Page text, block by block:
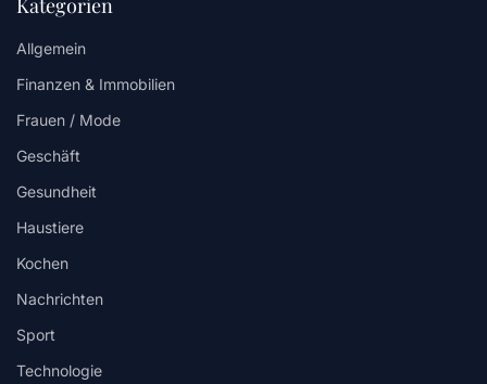
Allgemein
Finanzen & Immobilien
Frauen / Mode
Geschäft
Gesundheit
Haustiere
Kochen
Nachrichten
Sport
Technologie